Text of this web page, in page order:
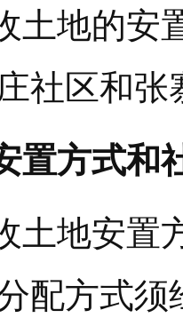
土地的安
社区和
置方式和
土地安置
配方式